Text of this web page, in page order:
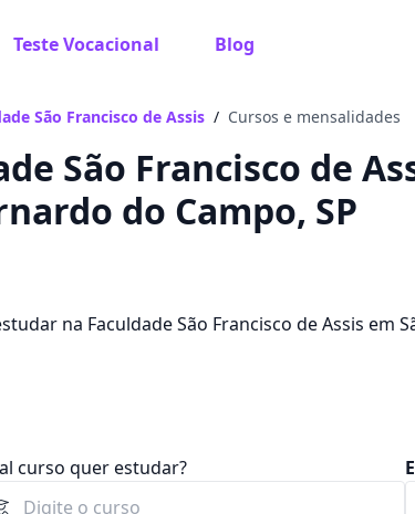
Teste Vocacional Blog
no caminho ideal para seus estudos
São Francisco de Assis / Cursos e mensalidades
São Francisco de
do Campo, SP
na Faculdade São Francisco de Assis
curso quer estudar?